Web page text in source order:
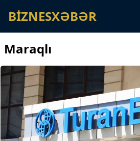
BİZNESXƏBƏR
Maraqlı